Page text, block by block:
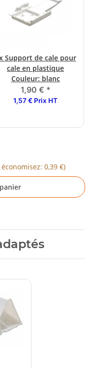
Support de cale pour
cale en plastique
Couleur: blanc
1,90 € *
1,57 € Prix HT
économisez: 0,39 €)